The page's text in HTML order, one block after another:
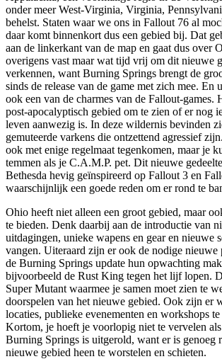
onder meer West-Virginia, Virginia,
behelst. Staten waar we ons in Fallout 76 al
daar komt binnenkort dus een gebied bij. Dat
aan de linkerkant van de map en gaat dus over
overigens vast maar wat tijd vrij om dit nieuwe
verkennen, want Burning Springs brengt de
sinds de release van de game met zich mee. En
ook een van de charmes van de Fallout-games.
post-apocalyptisch gebied om te zien of er nog
leven aanwezig is. In deze wildernis bevinden
gemuteerde varkens die ontzettend agressief
ook met enige regelmaat tegenkomen, maar je
temmen als je C.A.M.P. pet. Dit nieuwe
Bethesda hevig geïnspireerd op Fallout 3 en
waarschijnlijk een goede reden om er rond te
Ohio heeft niet alleen een groot gebied, maar
te bieden. Denk daarbij aan de introductie van
uitdagingen, unieke wapens en gear en nieuwe
vangen. Uiteraard zijn er ook de nodige nieuwe
de Burning Springs update hun opwachting
bijvoorbeeld de Rust King tegen het lijf lopen.
Super Mutant waarmee je samen moet zien te
doorspelen van het nieuwe gebied. Ook zijn er
locaties, publieke evenementen en workshops
Kortom, je hoeft je voorlopig niet te vervelen
Burning Springs is uitgerold, want er is genoeg
nieuwe gebied heen te worstelen en schieten.